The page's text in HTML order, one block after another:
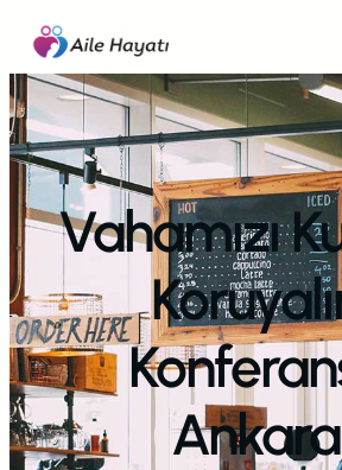
İçeriğe
geç
Vahamızı